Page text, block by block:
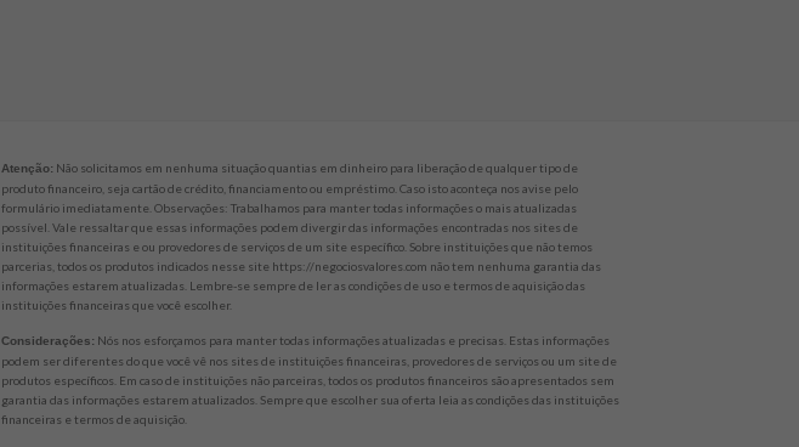
Atenção: Não solicitamos em nenhuma situação quantias em dinheiro para liberação de qualquer tipo de
produto financeiro, seja cartão de crédito, financiamento ou empréstimo. Caso isto aconteça nos avise pelo
formulário imediatamente. Observações: Trabalhamos para manter todas informações o mais atualizadas
possível. Vale ressaltar que essas informações podem divergir das informações encontradas nos sites de
instituições financeiras e ou provedores de serviços de um site específico. Sobre instituições que não temos
parcerias, todos os produtos indicados nesse site https://negociosvalores.com não tem nenhuma garantia das
informações estarem atualizadas. Lembre-se sempre de ler as condições de uso e termos de aquisição das
instituições financeiras que você escolher.
Considerações: Nós nos esforçamos para manter todas informações atualizadas e precisas. Estas informações
podem ser diferentes do que você vê nos sites de instituições financeiras, provedores de serviços ou um site de
produtos específicos. Em caso de instituições não parceiras, todos os produtos financeiros são apresentados sem
garantia das informações estarem atualizados. Sempre que escolher sua oferta leia as condições das instituições
financeiras e termos de aquisição.